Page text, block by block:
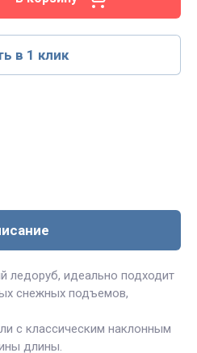
в 1 клик
ледоруб, идеально подходит
снежных подъемов,
с классическим наклонным
длины.